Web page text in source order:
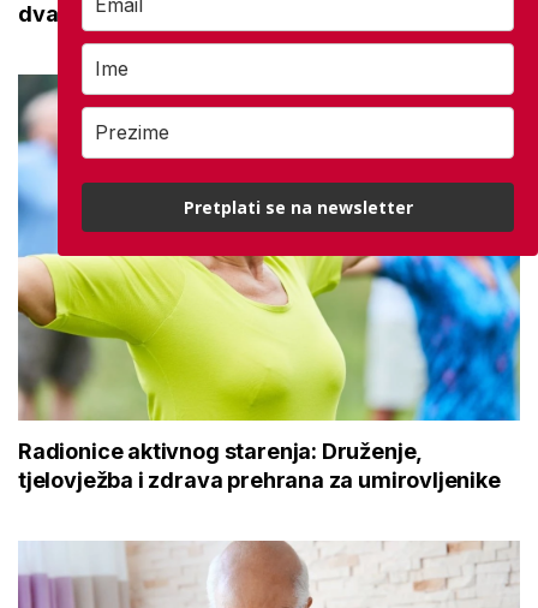
dva pojma morate znati
Radionice aktivnog starenja: Druženje,
tjelovježba i zdrava prehrana za umirovljenike
Pretplati se na newsletter